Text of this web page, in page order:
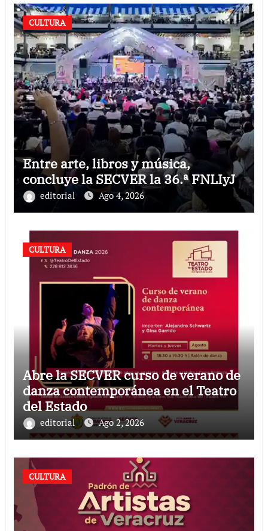
CULTURA
Entre arte, libros y música,
concluye la SECVER la 36.ª FNLIyJ
editorial Ago 4, 2026
CULTURA
Abre la SECVER curso de verano de
danza contemporánea en el Teatro
del Estado
editorial Ago 2, 2026
CULTURA